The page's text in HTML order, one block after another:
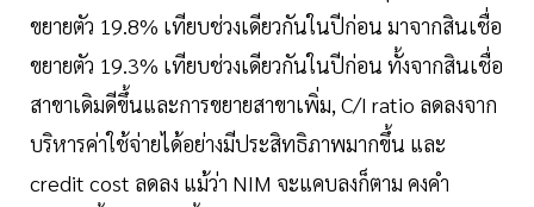
ขยายตัว 19.8% เทียบช่วงเดียวกันในปีก่อน มาจากสินเชื่อ
ขยายตัว 19.3% เทียบช่วงเดียวกันในปีก่อน ทั้งจากสินเชื่อ
สาขาเดิมดีขึ้นและการขยายสาขาเพิ่ม, C/I ratio ลดลงจาก
บริหารค่าใช้จ่ายได้อย่างมีประสิทธิภาพมากขึ้น และ
credit cost ลดลง แม้ว่า NIM จะแคบลงก็ตาม คงคำ